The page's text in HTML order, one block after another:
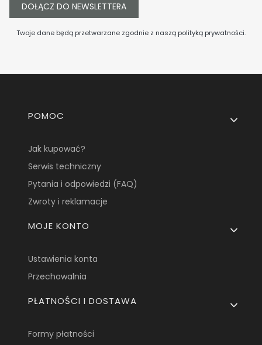
DOŁĄCZ DO NEWSLETTERA
Twoje dane będą przetwarzane zgodnie z naszą polityką prywatności.
Linki w stopce
POMOC
Jak kupować?
Serwis techniczny
Pytania i odpowiedzi (FAQ)
Zwroty i reklamacje
MOJE KONTO
Ustawienia konta
Przechowalnia
PŁATNOŚCI I DOSTAWA
Formy płatności